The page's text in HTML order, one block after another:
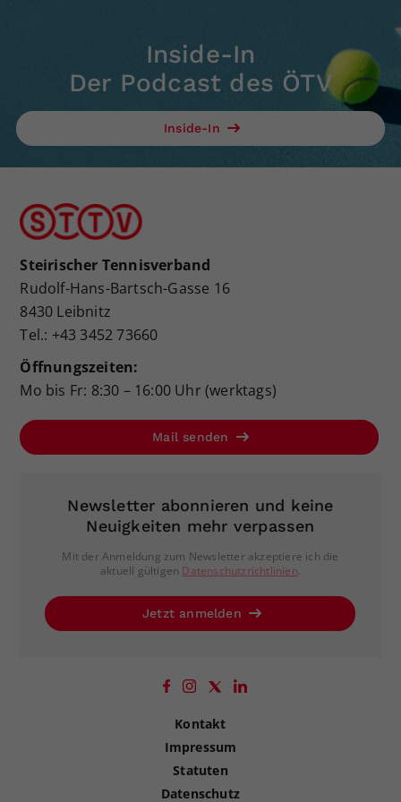
Inside-In
Der Podcast des ÖTV
Inside-In
Steirischer Tennisverband
Rudolf-Hans-Bartsch-Gasse 16
8430 Leibnitz
Tel.: +43 3452 73660
Öffnungszeiten:
Mo bis Fr: 8:30 – 16:00 Uhr (werktags)
Mail senden
Newsletter abonnieren und keine
Neuigkeiten mehr verpassen
Mit der Anmeldung zum Newsletter akzeptiere ich die
aktuell gültigen Datenschutzrichtlinien.
Jetzt anmelden
Kontakt
Impressum
Statuten
Datenschutz
Zweck
Einstellungen. Unter anderem eine
zufällig generierte ID, für die
historische Speicherung Ihrer
vorgenommen Einstellungen, falls der
Webseiten-Betreiber dies eingestellt